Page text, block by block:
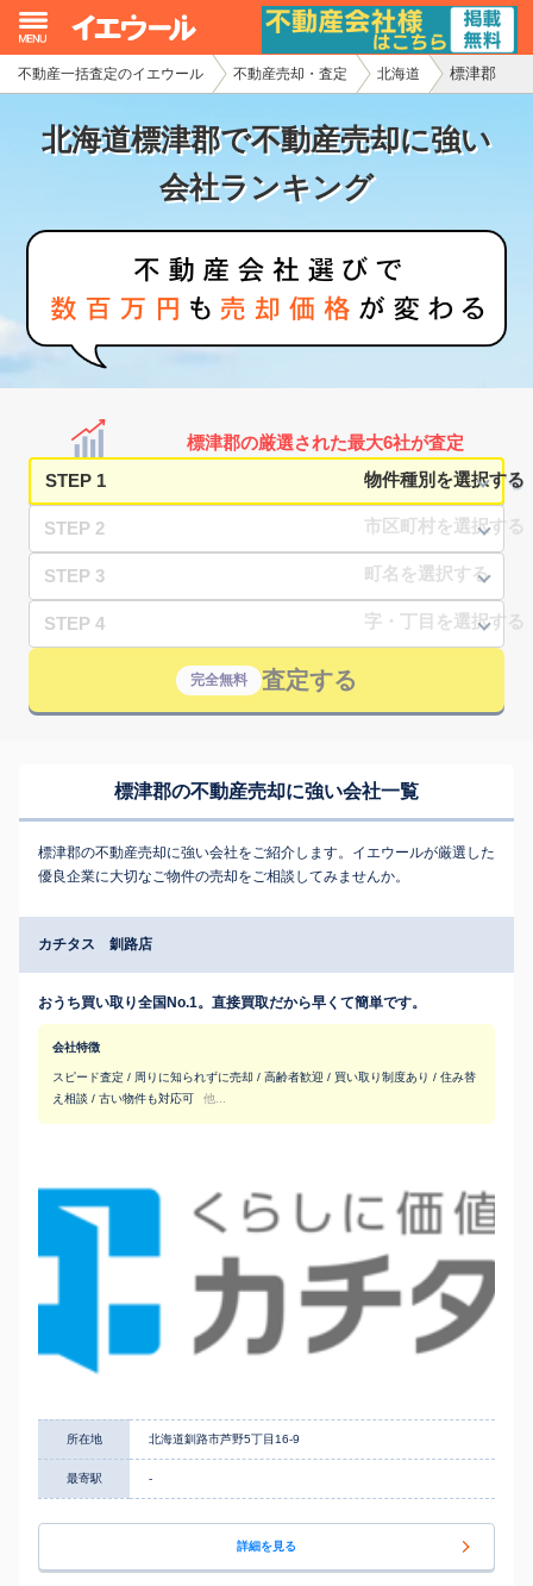
不動産一括査定のイエウール 不動産売却・査定 北海道 標津郡
北海道標津郡で不動産売却に強い
会社ランキング
標津郡の厳選された最大6社が査定
STEP 1
STEP 2
STEP 3
STEP 4
完全無料 査定する
標津郡の不動産売却に強い会社一覧
標津郡の不動産売却に強い会社をご紹介します。イエウールが厳選した
優良企業に大切なご物件の売却をご相談してみませんか。
カチタス 釧路店
おうち買い取り全国No.1。直接買取だから早くて簡単です。
会社特徴
スピード査定 / 周りに知られずに売却 / 高齢者歓迎 / 買い取り制度あり / 住み替
え相談 / 古い物件も対応可
他...
所在地 北海道釧路市芦野5丁目16-9
最寄駅 -
詳細を見る
イエウール加盟希望の不動産会社様
初めての方へ
不動産の売却・一括査定
家査定シミュレーター
お問い合わせ